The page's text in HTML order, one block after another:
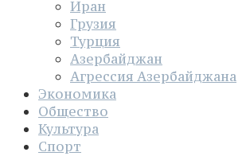
Иран
Грузия
Турция
Азербайджан
Агрессия Азербайджана
Экономика
Общество
Культура
Спорт